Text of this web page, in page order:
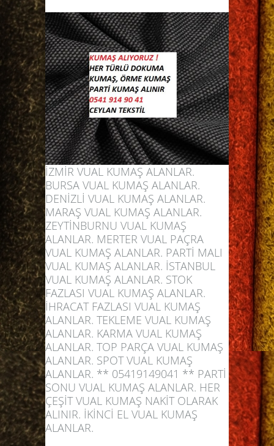
İZMİR VUAL KUMAŞ ALANLAR.
BURSA VUAL KUMAŞ ALANLAR.
DENİZLİ VUAL KUMAŞ ALANLAR.
MARAŞ VUAL KUMAŞ ALANLAR.
ZEYTİNBURNU VUAL KUMAŞ
ALANLAR. MERTER VUAL PAÇRA
VUAL KUMAŞ ALANLAR. PARTİ MALI
VUAL KUMAŞ ALANLAR. İSTANBUL
VUAL KUMAŞ ALANLAR. STOK
FAZLASI VUAL KUMAŞ ALANLAR.
İHRACAT FAZLASI VUAL KUMAŞ
ALANLAR. TEKLEME VUAL KUMAŞ
ALANLAR. KARMA VUAL KUMAŞ
ALANLAR. TOP PARÇA VUAL KUMAŞ
ALANLAR. SPOT VUAL KUMAŞ
ALANLAR. ** 05419149041 ** PARTİ
SONU VUAL KUMAŞ ALANLAR. HER
ÇEŞİT VUAL KUMAŞ NAKİT OLARAK
ALINIR. İKİNCİ EL VUAL KUMAŞ
ALANLAR.